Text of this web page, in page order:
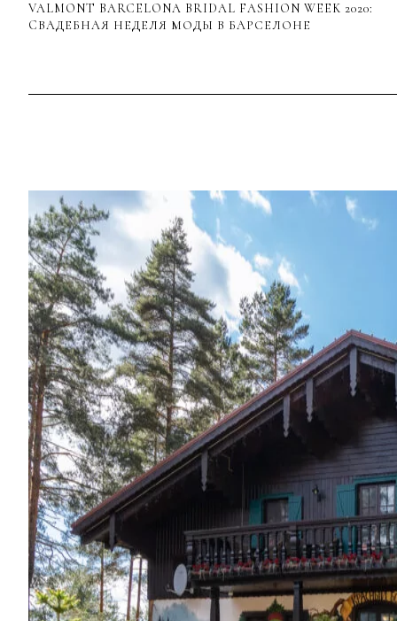
VALMONT BARCELONA BRIDAL FASHION WEEK 2020:
CВАДЕБНАЯ НЕДЕЛЯ МОДЫ В БАРСЕЛОНЕ